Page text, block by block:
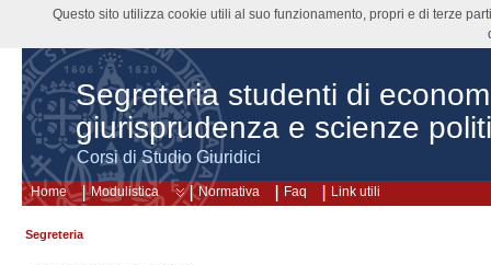
Segreteria studenti di
giurisprudenza e scienze
Corsi di Studio Giuridici
Home Modulistica Normativa Faq Link utili
Segreteria
Questo sito utilizza cookie utili al suo funzionamento, propri e di terze